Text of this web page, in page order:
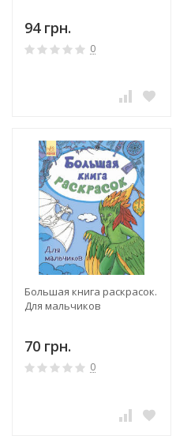
94 грн.
0
Большая книга раскрасок.
Для мальчиков
70 грн.
0